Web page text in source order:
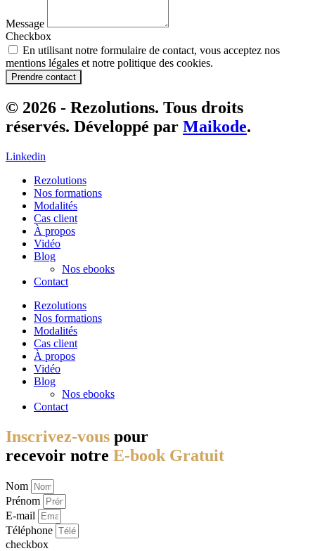
Message
Checkbox
En utilisant notre formulaire de contact, vous acceptez nos
mentions légales et notre politique des cookies.
Prendre contact
© 2026 - Rezolutions. Tous droits
réservés. Développé par Maikode.
Linkedin
Rezolutions
Nos formations
Modalités
Cas client
À propos
Vidéo
Blog
Nos ebooks
Contact
Rezolutions
Nos formations
Modalités
Cas client
À propos
Vidéo
Blog
Nos ebooks
Contact
Inscrivez-vous pour
recevoir notre E-book Gratuit
Nom
Prénom
E-mail
Téléphone
checkbox